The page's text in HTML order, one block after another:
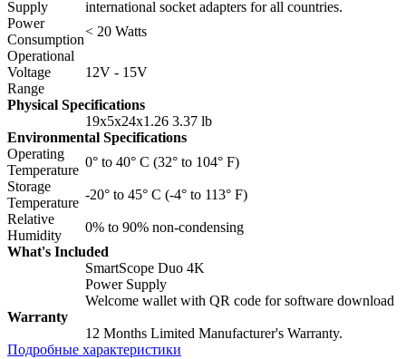
Supply
international socket adapters for all countries.
Power
Consumption
< 20 Watts
Operational
Voltage
Range
12V - 15V
Physical Specifications
19х5х24х1.26 3.37 lb
Environmental Specifications
Operating
Temperature
0° to 40° C (32° to 104° F)
Storage
Temperature
-20° to 45° C (-4° to 113° F)
Relative
Humidity
0% to 90% non-condensing
What's Included
SmartScope Duo 4K
Power Supply
Welcome wallet with QR code for software download
Warranty
12 Months Limited Manufacturer's Warranty.
Подробные характеристики